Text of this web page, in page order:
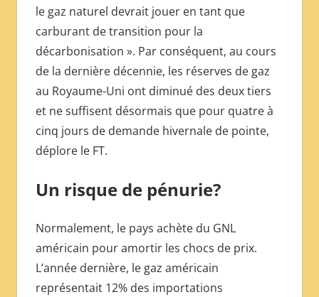
le gaz naturel devrait jouer en tant que
carburant de transition pour la
décarbonisation ». Par conséquent, au cours
de la dernière décennie, les réserves de gaz
au Royaume-Uni ont diminué des deux tiers
et ne suffisent désormais que pour quatre à
cinq jours de demande hivernale de pointe,
déplore le FT.
Un risque de pénurie?
Normalement, le pays achète du GNL
américain pour amortir les chocs de prix.
L’année dernière, le gaz américain
représentait 12% des importations